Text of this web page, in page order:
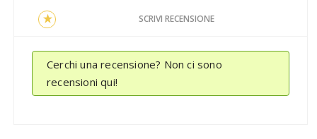
SCRIVI RECENSIONE
Cerchi una recensione? Non ci sono
recensioni qui!